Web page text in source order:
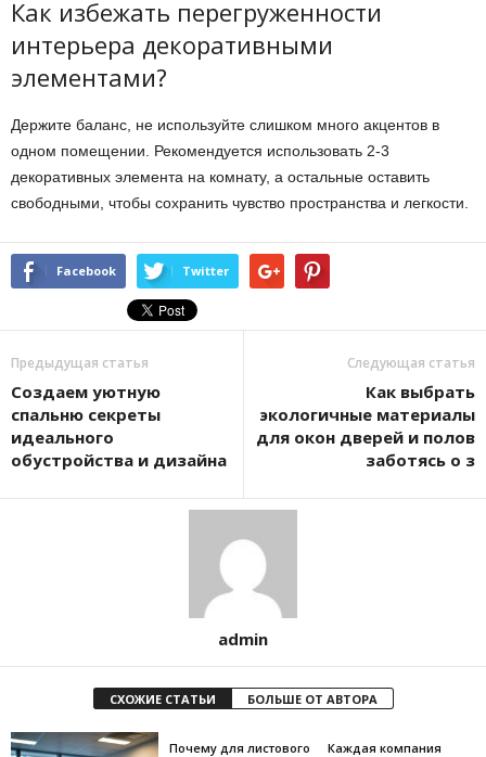
Как избежать перегруженности
интерьера декоративными
элементами?
Держите баланс, не используйте слишком много акцентов в
одном помещении. Рекомендуется использовать 2-3
декоративных элемента на комнату, а остальные оставить
свободными, чтобы сохранить чувство пространства и легкости.
Facebook Twitter
Предыдущая статья
Создаем уютную
спальню секреты
идеального
обустройства и дизайна
Следующая статья
Как выбрать
экологичные материалы
для окон дверей и полов
заботясь о з
admin
СХОЖИЕ СТАТЬИ БОЛЬШЕ ОТ АВТОРА
Почему для листового
Каждая компания